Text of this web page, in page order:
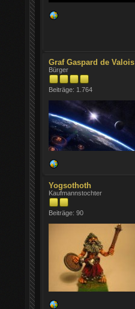
Graf Gaspard de Valois
Bürger
Beiträge: 1.764
Yogsothoth
Kaufmannstochter
Beiträge: 90